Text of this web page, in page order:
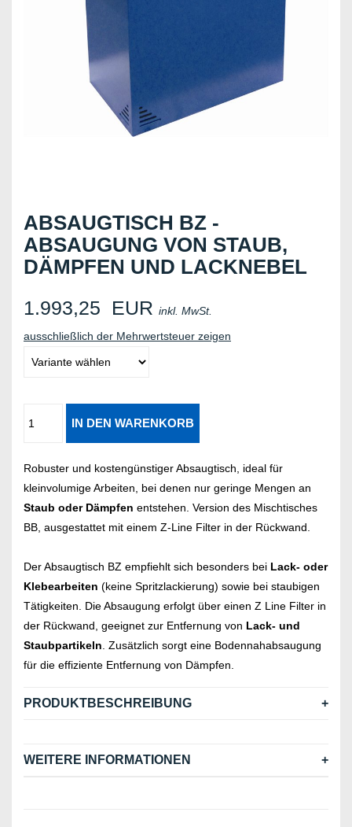
ABSAUGTISCH BZ -
ABSAUGUNG VON STAUB,
DÄMPFEN UND LACKNEBEL
1.993,25 EUR inkl. MwSt.
ausschließlich der Mehrwertsteuer zeigen
Robuster und kostengünstiger Absaugtisch, ideal für
kleinvolumige Arbeiten, bei denen nur geringe Mengen an
Staub oder Dämpfen entstehen. Version des Mischtisches
BB, ausgestattet mit einem Z-Line Filter in der Rückwand.
Der Absaugtisch BZ empfiehlt sich besonders bei Lack- oder
Klebearbeiten (keine Spritzlackierung) sowie bei staubigen
Tätigkeiten. Die Absaugung erfolgt über einen Z Line Filter in
der Rückwand, geeignet zur Entfernung von Lack- und
Staubpartikeln . Zusätzlich sorgt eine Bodennahabsaugung
für die effiziente Entfernung von Dämpfen.
PRODUKTBESCHREIBUNG
WEITERE INFORMATIONEN